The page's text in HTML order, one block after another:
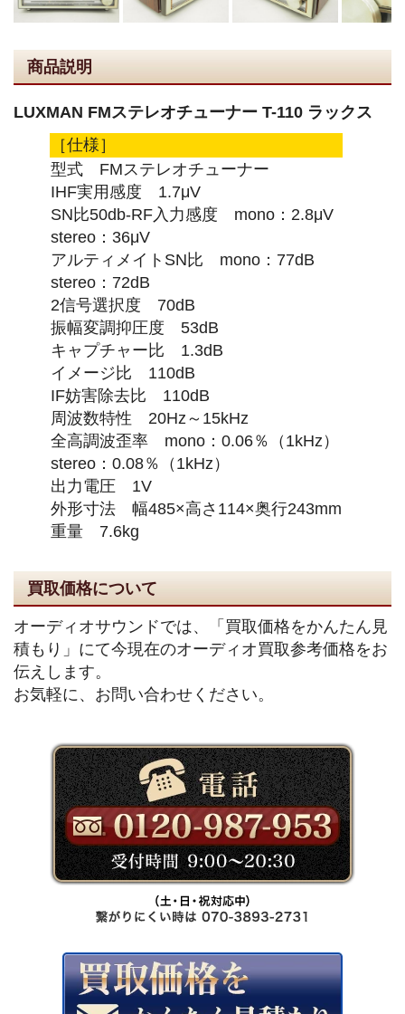
商品説明
LUXMAN FMステレオチューナー T-110 ラックス
［仕様］
型式 FMステレオチューナー
IHF実用感度 1.7μV
SN比50db-RF入力感度 mono：2.8μV
stereo：36μV
アルティメイトSN比 mono：77dB
stereo：72dB
2信号選択度 70dB
振幅変調抑圧度 53dB
キャプチャー比 1.3dB
イメージ比 110dB
IF妨害除去比 110dB
周波数特性 20Hz～15kHz
全高調波歪率 mono：0.06％（1kHz）
stereo：0.08％（1kHz）
出力電圧 1V
外形寸法 幅485×高さ114×奥行243mm
重量 7.6kg
買取価格について
オーディオサウンドでは、「買取価格をかんたん見
積もり」にて今現在のオーディオ買取参考価格をお
伝えします。
お気軽に、お問い合わせください。